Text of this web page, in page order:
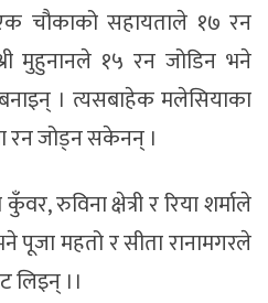
चौकाको सहायताले १७ रन
मुहुनानले १५ रन जोडिन भने
। त्यसबाहेक मलेसियाका
रन जोड्न सकेनन् ।
रुविना क्षेत्री र रिया शर्माले
महतो र सीता रानामगरले
।।